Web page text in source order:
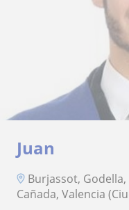
Juan
Burjassot,
Cañada, Valencia